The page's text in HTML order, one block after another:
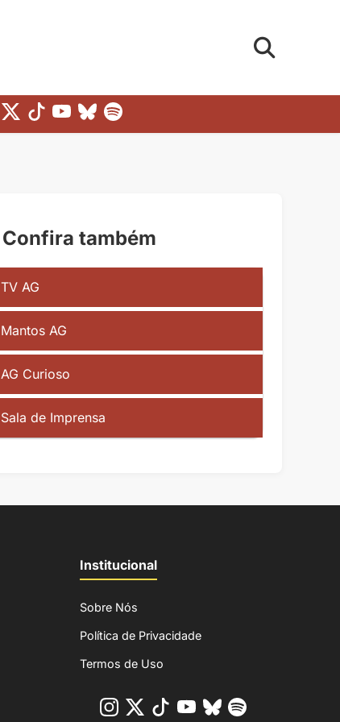
Confira também
TV AG
Mantos AG
AG Curioso
Sala de Imprensa
Institucional
Sobre Nós
Política de Privacidade
Termos de Uso